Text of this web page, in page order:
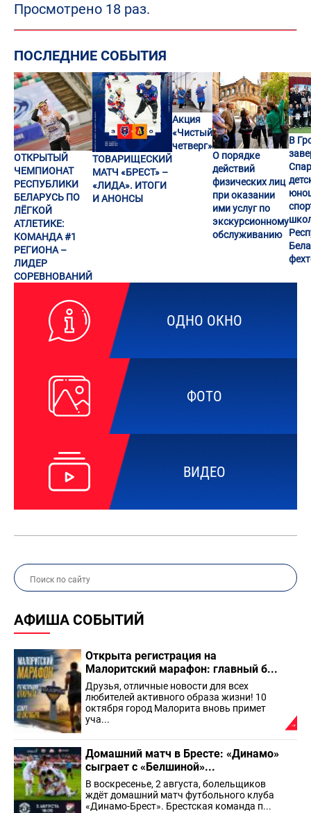
ОДНО ОКНО
ФОТО
ВИДЕО
АФИША СОБЫТИЙ
Открыта регистрация на
Малоритский марафон: главный б...
Друзья, отличные новости для всех
любителей активного образа жизни! 10
октября город Малорита вновь примет
уча...
Домашний матч в Бресте: «Динамо»
сыграет с «Белшиной»...
В воскресенье, 2 августа, болельщиков
ждёт домашний матч футбольного клуба
«Динамо-Брест». Брестская команда п...
Просмотрено 18 раз.
ПОСЛЕДНИЕ СОБЫТИЯ
ОТКРЫТЫЙ
ЧЕМПИОНАТ
РЕСПУБЛИКИ
БЕЛАРУСЬ ПО
ЛЁГКОЙ
АТЛЕТИКЕ:
КОМАНДА #1
РЕГИОНА –
ЛИДЕР
СОРЕВНОВАНИЙ
ТОВАРИЩЕСКИЙ
МАТЧ «БРЕСТ» –
«ЛИДА». ИТОГИ
И АНОНСЫ
Акция
«Чистый
четверг»
О порядке
действий
физических лиц
при оказании
ими услуг по
экскурсионному
обслуживанию
В